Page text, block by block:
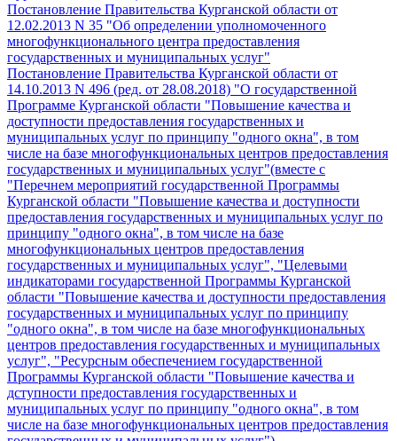
Постановление Правительства Курганской области от
12.02.2013 N 35 "Об определении уполномоченного
многофункционального центра предоставления
государственных и муниципальных услуг"
Постановление Правительства Курганской области от
14.10.2013 N 496 (ред. от 28.08.2018) "О государственной
Программе Курганской области "Повышение качества и
доступности предоставления государственных и
муниципальных услуг по принципу "одного окна", в том
числе на базе многофункциональных центров предоставления
государственных и муниципальных услуг"(вместе с
"Перечнем мероприятий государственной Программы
Курганской области "Повышение качества и доступности
предоставления государственных и муниципальных услуг по
принципу "одного окна", в том числе на базе
многофункциональных центров предоставления
государственных и муниципальных услуг", "Целевыми
индикаторами государственной Программы Курганской
области "Повышение качества и доступности предоставления
государственных и муниципальных услуг по принципу
"одного окна", в том числе на базе многофункциональных
центров предоставления государственных и муниципальных
услуг", "Ресурсным обеспечением государственной
Программы Курганской области "Повышение качества и
дступности предоставления государственных и
муниципальных услуг по принципу "одного окна", в том
числе на базе многофункциональных центров предоставления